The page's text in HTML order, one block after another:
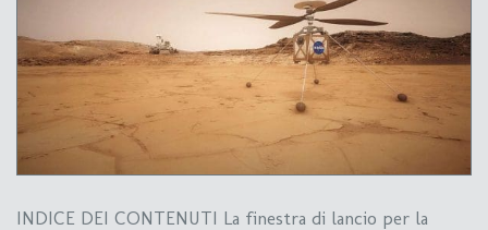
INDICE DEI CONTENUTI La finestra di lancio per la